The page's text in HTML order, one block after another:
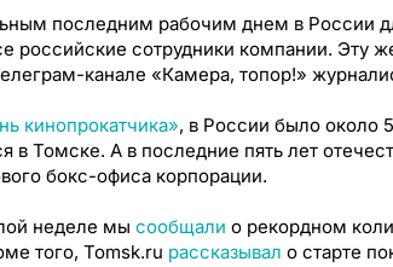
последним рабочим днем в России
российские сотрудники компании. Эту
канале «Камера, топор!»
кинопрокатчика», в России было около
в Томске. А в последние пять лет
бокс-офиса корпорации.
неделе мы сообщали о рекордном
того, Tomsk.ru рассказывал о старте